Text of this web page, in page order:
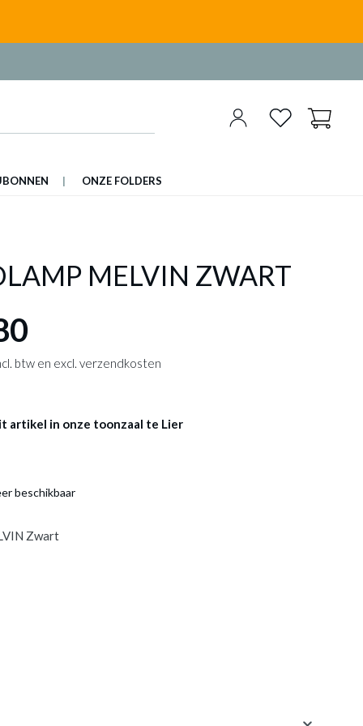
ONZE FOLDERS
MELVIN ZWART
btw en excl. verzendkosten
artikel in onze toonzaal te Lier
beschikbaar
Zwart